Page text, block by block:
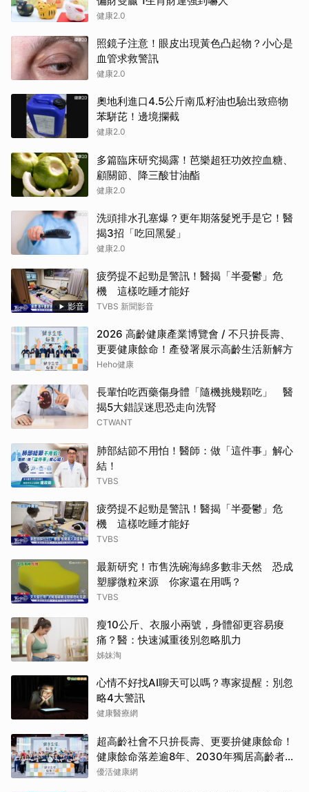
健康2.0
照鏡子注意！眼皮出現黃色凸起物？小心是
血管求救警訊
健康2.0
奧地利進口4.5公斤南瓜籽油也驗出致癌物
苯駢芘！邊境攔截
健康2.0
多篇臨床研究揭露！芭樂超狂功效控血糖、
顧關節、降三酸甘油酯
健康2.0
洗頭排水孔塞爆？更年期落髮兇手是它！醫
揭3招「吃回黑髮」
健康2.0
影音
疲勞提不起勁是警訊！醫揭「半憂鬱」危
機 這樣吃睡才能好
TVBS 新聞影音
2026 高齡健康產業博覽會 / 不只拚長壽、
更要健康餘命！產發署展示高齡生活新解方
Heho健康
長輩怕吃西藥傷身體「隨機挑幾顆吃」 醫
揭5大錯誤迷思恐走向洗腎
CTWANT
肺部結節不用怕！醫師：做「這件事」解心
結！
TVBS
疲勞提不起勁是警訊！醫揭「半憂鬱」危
機 這樣吃睡才能好
TVBS
最新研究！市售洗碗海綿多數非天然 恐成
塑膠微粒來源 你家還在用嗎？
TVBS
瘦10公斤、衣服小兩號，身體卻更容易痠
痛？醫：快速減重後別忽略肌力
姊妹淘
心情不好找AI聊天可以嗎？專家提醒：別忽
略4大警訊
健康醫療網
超高齡社會不只拚長壽、更要拚健康餘命！
健康餘命落差逾8年、2030年獨居高齡者估
破百萬戶
優活健康網